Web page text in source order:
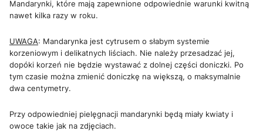
Mandarynki, które mają zapewnione odpowiednie warunki kwitną
nawet kilka razy w roku.
UWAGA: Mandarynka jest cytrusem o słabym systemie
korzeniowym i delikatnych liściach. Nie należy przesadzać jej,
dopóki korzeń nie będzie wystawać z dolnej części doniczki. Po
tym czasie można zmienić doniczkę na większą, o maksymalnie
dwa centymetry.
Przy odpowiedniej pielęgnacji mandarynki będą miały kwiaty i
owoce takie jak na zdjęciach.